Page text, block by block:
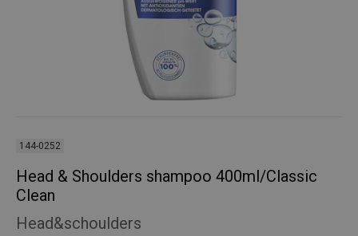
144-0252
Head & Shoulders shampoo 400ml/Classic
Clean
Head&schoulders